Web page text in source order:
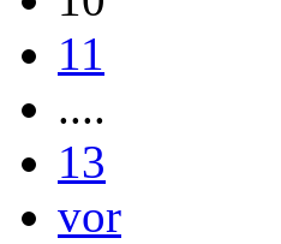
11
....
13
vor